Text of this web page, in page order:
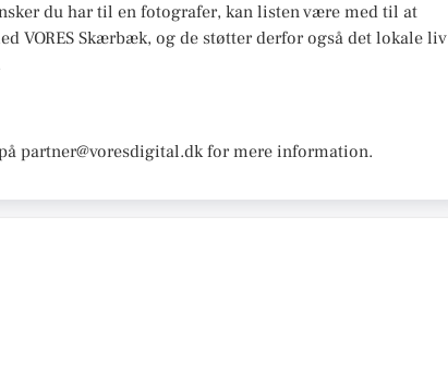
du har til en fotografer, kan listen være med til at
VORES Skærbæk, og de støtter derfor også det lokale liv
partner@voresdigital.dk for mere information.